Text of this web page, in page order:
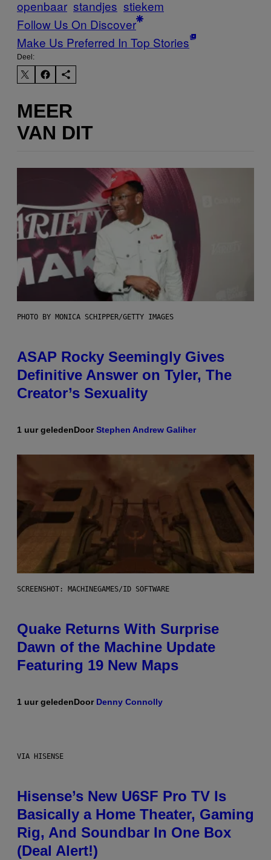
openbaar standjes stiekem
Follow Us On Discover
Make Us Preferred In Top Stories
Deel:
MEER
VAN DIT
PHOTO BY MONICA SCHIPPER/GETTY IMAGES
ASAP Rocky Seemingly Gives
Definitive Answer on Tyler, The
Creator’s Sexuality
1 uur geledenDoorStephen Andrew Galiher
SCREENSHOT: MACHINEGAMES/ID SOFTWARE
Quake Returns With Surprise
Dawn of the Machine Update
Featuring 19 New Maps
1 uur geledenDoor Denny Connolly
VIA HISENSE
Hisense’s New U6SF Pro TV Is
Basically a Home Theater, Gaming
Rig, And Soundbar In One Box
(Deal Alert!)